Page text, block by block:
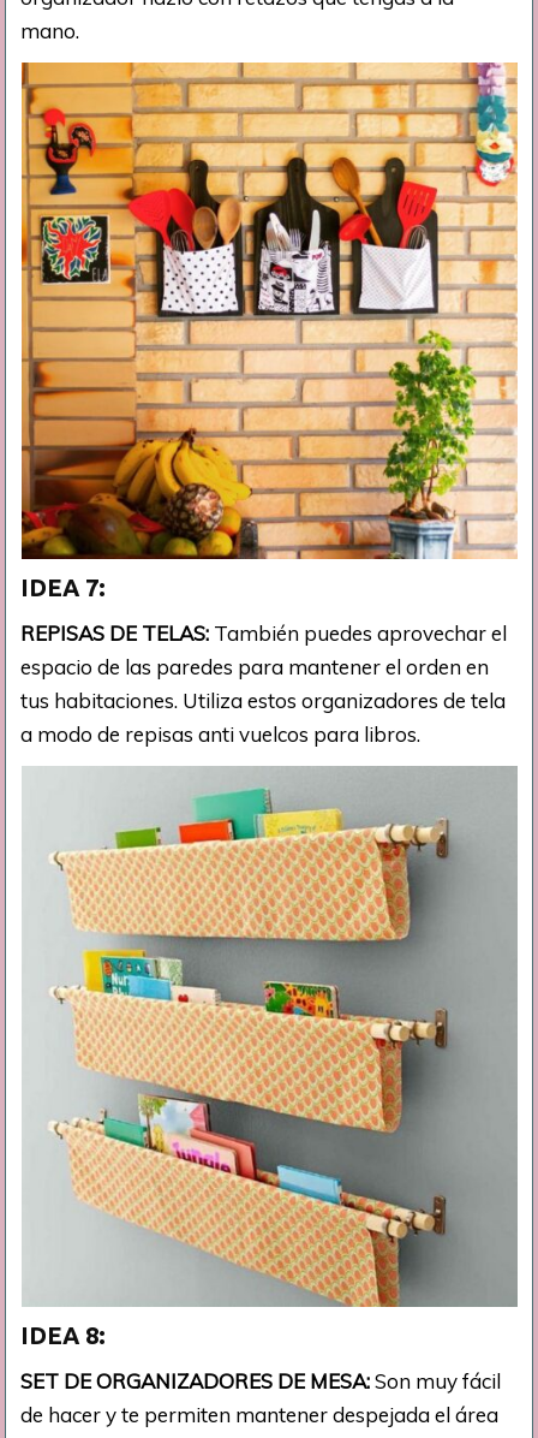
mano.
IDEA 7:
REPISAS DE TELAS: También puedes aprovechar el
espacio de las paredes para mantener el orden en
tus habitaciones. Utiliza estos organizadores de tela
a modo de repisas anti vuelcos para libros.
IDEA 8:
SET DE ORGANIZADORES DE MESA:Son muy fácil
de hacer y te permiten mantener despejada el área